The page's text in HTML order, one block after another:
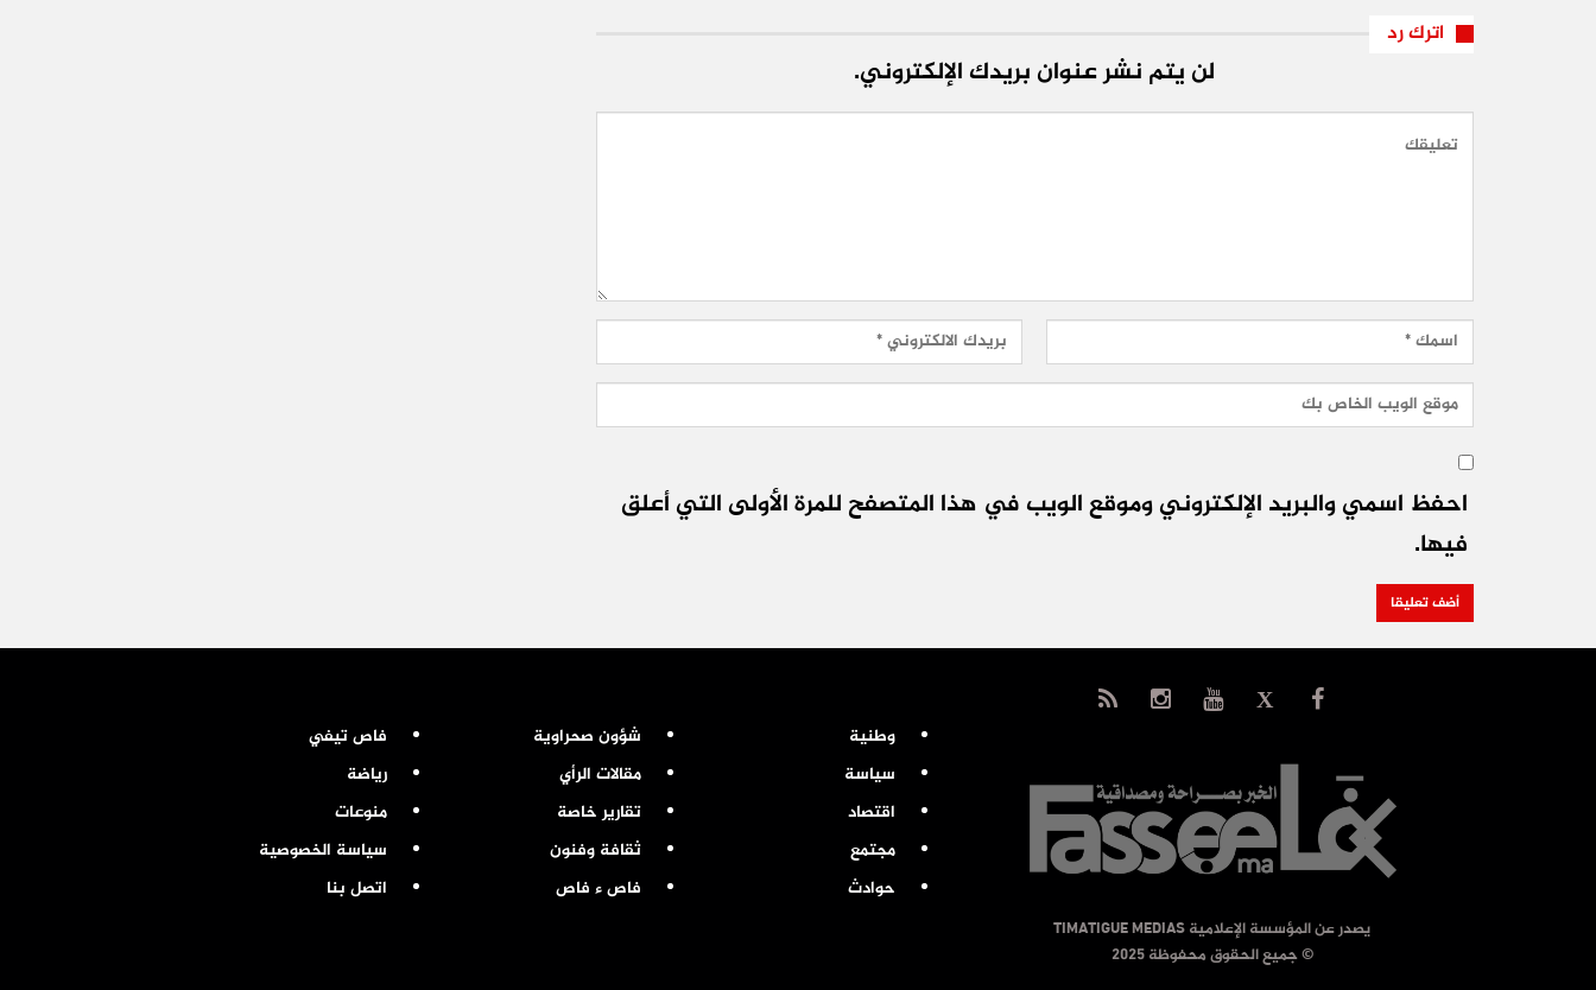
اترك رد
لن يتم نشر عنوان بريدك الإلكتروني.
احفظ اسمي والبريد الإلكتروني وموقع الويب في هذا المتصفح للمرة الأولى التي أعلق
فيها.
يصدر عن المؤسسة الإعلامية TIMATIGUE MEDIAS
© جميع الحقوق محفوظة 2025
وطنية
سياسة
اقتصاد
مجتمع
حوادث
شؤون صحراوية
مقالات الرأي
تقارير خاصة
ثقافة وفنون
فاص ء فاص
فاص تيفي
رياضة
منوعات
سياسة الخصوصية
اتصل بنا